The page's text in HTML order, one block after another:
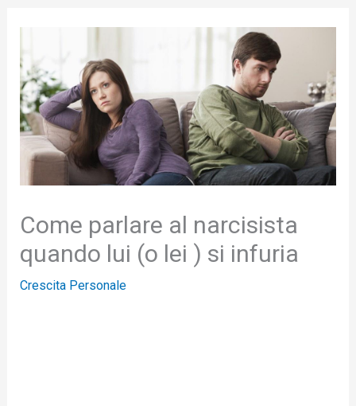
Come parlare al narcisista
quando lui (o lei ) si infuria
Crescita Personale